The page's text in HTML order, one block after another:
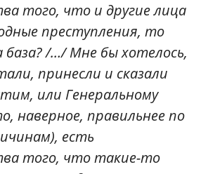
того, что и другие лица
преступления, то
база? /…/ Мне бы хотелось,
принесли и сказали
или Генеральному
наверное, правильнее по
есть
того, что такие-то